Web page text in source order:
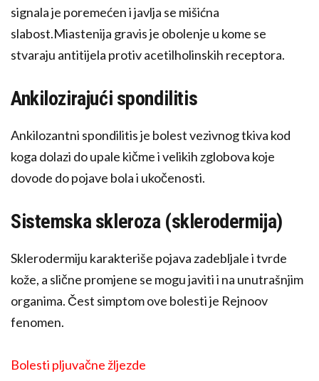
signala je poremećen i javlja se mišićna
slabost.Miastenija gravis je obolenje u kome se
stvaraju antitijela protiv acetilholinskih receptora.
Ankilozirajući spondilitis
Ankilozantni spondilitis je bolest vezivnog tkiva kod
koga dolazi do upale kičme i velikih zglobova koje
dovode do pojave bola i ukočenosti.
Sistemska skleroza (sklerodermija)
Sklerodermiju karakteriše pojava zadebljale i tvrde
kože, a slične promjene se mogu javiti i na unutrašnjim
organima. Čest simptom ove bolesti je Rejnoov
fenomen.
Bolesti pljuvačne žljezde